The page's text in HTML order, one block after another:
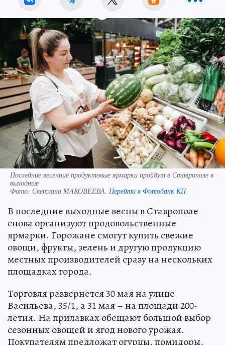
Последние весенние продуктовые ярмарки пройдут в Ставрополе в
выходные
Фото: Светлана МАКОВЕЕВА. Перейти в Фотобанк КП
В последние выходные весны в Ставрополе
снова организуют продовольственные
ярмарки. Горожане смогут купить свежие
овощи, фрукты, зелень и другую продукцию
местных производителей сразу на нескольких
площадках города.
Торговля развернется 30 мая на улице
Васильева, 35/1, а 31 мая – на площади 200-
летия. На прилавках обещают большой выбор
сезонных овощей и ягод нового урожая.
Покупателям предложат огурцы, помидоры,